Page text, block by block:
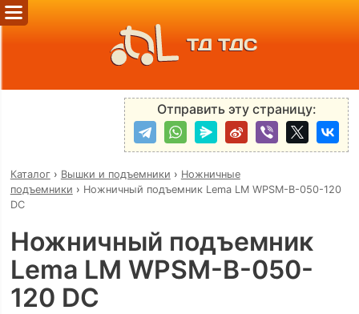
ТД ТДС
Отправить эту страницу:
Каталог› Вышки и подъемники › Ножничные
подъемники › Ножничный подъемник Lema LM WPSM-B-050-120
DC
Ножничный подъемник
Lema LM WPSM-B-050-
120 DC